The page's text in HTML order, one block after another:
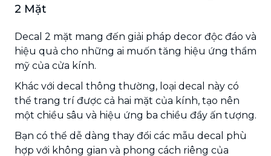
2 Mặt
Decal 2 mặt mang đến giải pháp decor độc đáo và
hiệu quả cho những ai muốn tăng hiệu ứng thẩm
mỹ của cửa kính.
Khác với decal thông thường, loại decal này có
thể trang trí được cả hai mặt của kính, tạo nên
một chiều sâu và hiệu ứng ba chiều đầy ấn tượng.
Bạn có thể dễ dàng thay đổi các mẫu decal phù
hợp với không gian và phong cách riêng của